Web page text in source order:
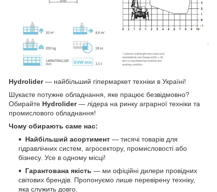
Hydrolider— найбільший гіпермаркет техніки в Україні!
Шукаєте потужне обладнання, яке працює безвідмовно?
Обирайте Hydrolider— лідера на ринку аграрної техніки та
промислового обладнання!
Чому обирають саме нас:
Найбільший асортимент — тисячі товарів для
гідравлічних систем, агросектору, промисловості або
бізнесу. Усе в одному місці!
Гарантована якість — ми офіційні дилери провідних
світових брендів. Пропонуємо лише перевірену техніку,
яка служить довго.